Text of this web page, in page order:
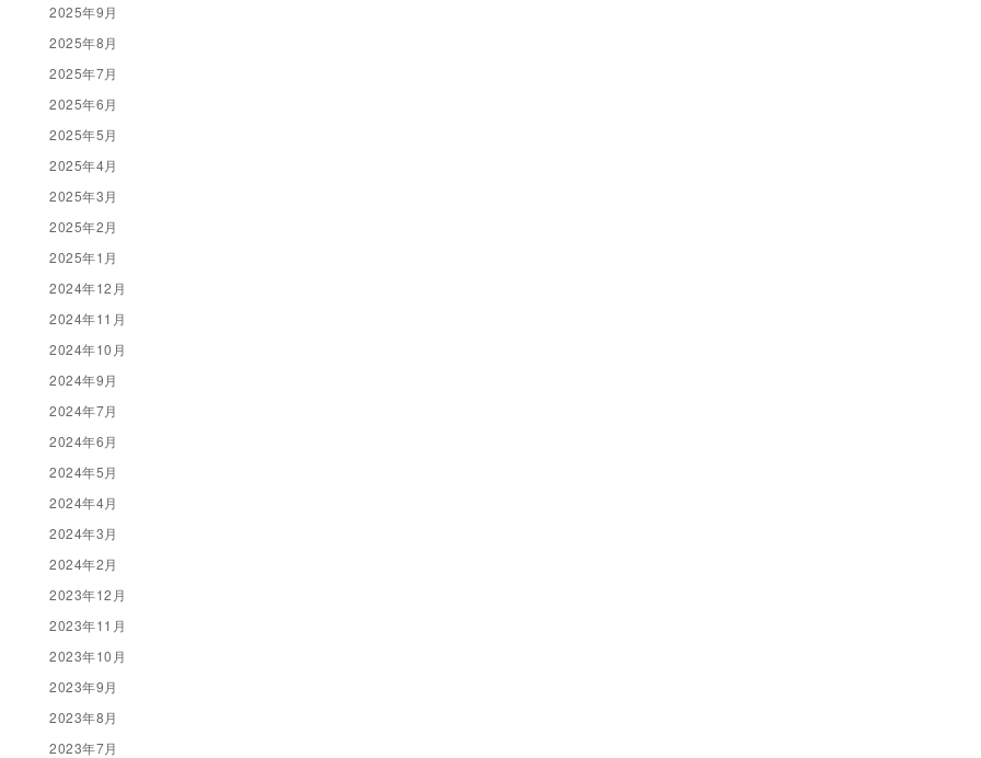
2025年9月
2025年8月
2025年7月
2025年6月
2025年5月
2025年4月
2025年3月
2025年2月
2025年1月
2024年12月
2024年11月
2024年10月
2024年9月
2024年7月
2024年6月
2024年5月
2024年4月
2024年3月
2024年2月
2023年12月
2023年11月
2023年10月
2023年9月
2023年8月
2023年7月